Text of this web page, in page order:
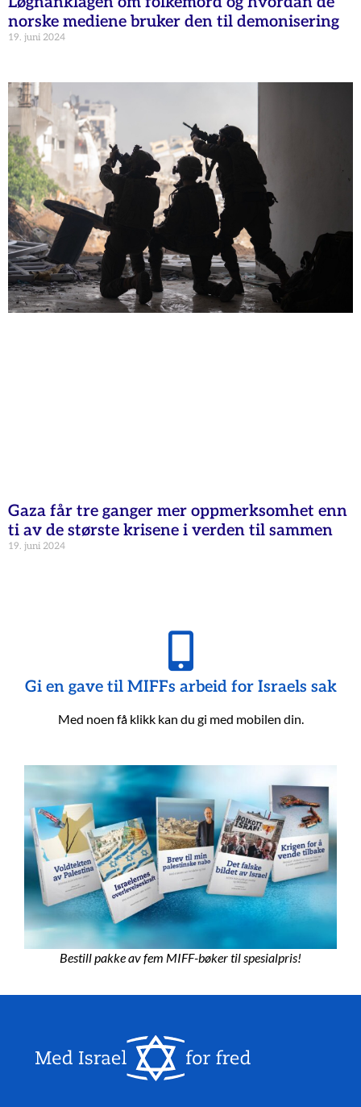
norske mediene bruker den til demonisering
19. juni 2024
Gaza får tre ganger mer oppmerksomhet enn
ti av de største krisene i verden til sammen
19. juni 2024
Gi en gave til MIFFs arbeid for Israels sak
Med noen få klikk kan du gi med mobilen din.
Bestill pakke av fem MIFF-bøker til spesialpris!